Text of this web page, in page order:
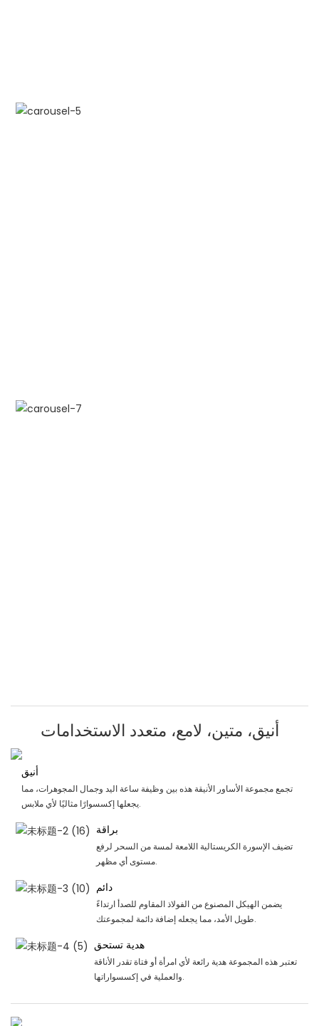
أنيق، متين، لامع، متعدد الاستخدامات
أنيق
تجمع مجموعة الأساور الأنيقة هذه بين وظيفة ساعة اليد وجمال المجوهرات، مما
يجعلها إكسسوارًا مثاليًا لأي ملابس.
براقة
تضيف الإسورة الكريستالية اللامعة لمسة من السحر لرفع
مستوى أي مظهر.
دائم
يضمن الهيكل المصنوع من الفولاذ المقاوم للصدأ ارتداءً
طويل الأمد، مما يجعله إضافة دائمة لمجموعتك.
هدية تستحق
تعتبر هذه المجموعة هدية رائعة لأي امرأة أو فتاة تقدر الأناقة
والعملية في إكسسواراتها.